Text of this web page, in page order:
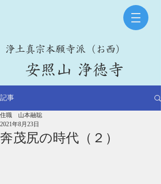
​浄土真宗本願寺派（お西）
​安照山 浄徳寺
記事
奔茂尻の時代（２）
住職 山本融聡
2021年8月23日